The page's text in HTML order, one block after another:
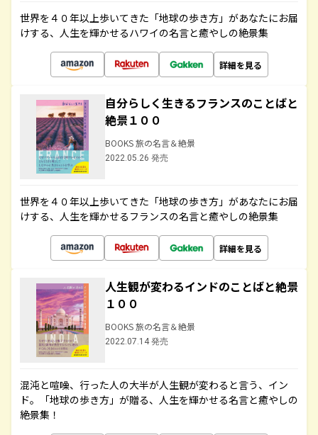
世界を４０年以上歩いてきた「地球の歩き方」があなたにお届
けする、人生を輝かせるハワイの名言と癒やしの絶景集
詳細を見る
自分らしく生きるフランスのことばと
絶景１００
BOOKS 旅の名言＆絶景
2022.05.26 発売
世界を４０年以上歩いてきた「地球の歩き方」があなたにお届
けする、人生を輝かせるフランスの名言と癒やしの絶景集
詳細を見る
人生観が変わるインドのことばと絶景
１００
BOOKS 旅の名言＆絶景
2022.07.14 発売
混沌と喧噪、行った人の大半が人生観が変わると言う、イン
ド。「地球の歩き方」が贈る、人生を輝かせる名言と癒やしの
絶景集！